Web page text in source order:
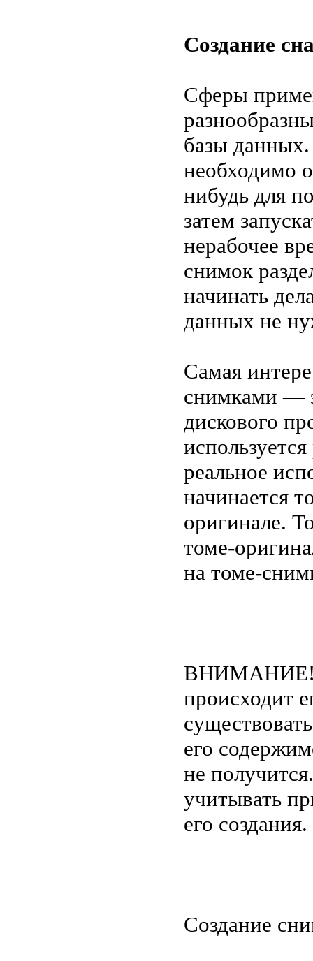
Создание
Сферы
базы
необходимо
нибудь для
затем
нерабочее
снимок
начинать
данных не
Самая
снимками —
дискового
реальное
начинается
оригинале.
томе-
на томе-
ВНИМАНИЕ!
происходит
его
не
учитывать
его создания.
Создание